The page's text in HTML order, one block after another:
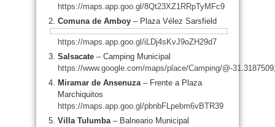
https://maps.app.goo.gl/8Qt23XZ1RRpTyMFc9
Comuna de Amboy – Plaza Vélez Sarsfield
https://maps.app.goo.gl/iLDj4sKvJ9oZH29d7
Salsacate – Camping Municipal
https://www.google.com/maps/place/Camping/@-
Miramar de Ansenuza– Frente a Plaza
Marchiquitos
https://maps.app.goo.gl/pbnbFLpebm6vBTR39
Villa Tulumba– Balneario Municipal